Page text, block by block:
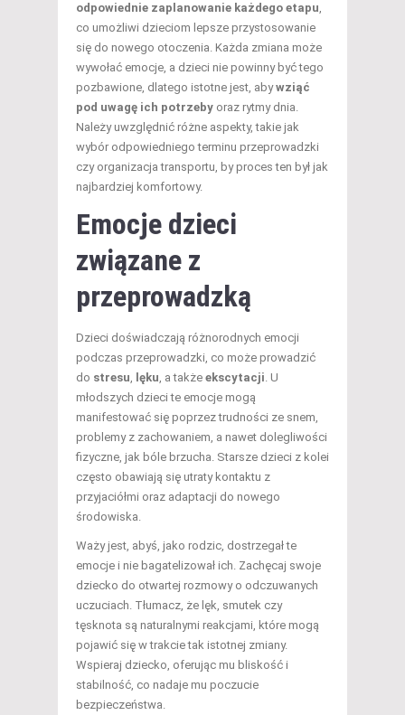
odpowiednie zaplanowanie każdego etapu,
co umożliwi dzieciom lepsze przystosowanie
się do nowego otoczenia. Każda zmiana może
wywołać emocje, a dzieci nie powinny być tego
pozbawione, dlatego istotne jest, abywziąć
pod uwagę ich potrzeby oraz rytmy dnia.
Należy uwzględnić różne aspekty, takie jak
wybór odpowiedniego terminu przeprowadzki
czy organizacja transportu, by proces ten był jak
najbardziej komfortowy.
Emocje dzieci
związane z
przeprowadzką
Dzieci doświadczają różnorodnych emocji
podczas przeprowadzki, co może prowadzić
do stresu, lęku, a także ekscytacji. U
młodszych dzieci te emocje mogą
manifestować się poprzez trudności ze snem,
problemy z zachowaniem, a nawet dolegliwości
fizyczne, jak bóle brzucha. Starsze dzieci z kolei
często obawiają się utraty kontaktu z
przyjaciółmi oraz adaptacji do nowego
środowiska.
Waży jest, abyś, jako rodzic, dostrzegał te
emocje i nie bagatelizował ich. Zachęcaj swoje
dziecko do otwartej rozmowy o odczuwanych
uczuciach. Tłumacz, że lęk, smutek czy
tęsknota są naturalnymi reakcjami, które mogą
pojawić się w trakcie tak istotnej zmiany.
Wspieraj dziecko, oferując mu bliskość i
stabilność, co nadaje mu poczucie
bezpieczeństwa.